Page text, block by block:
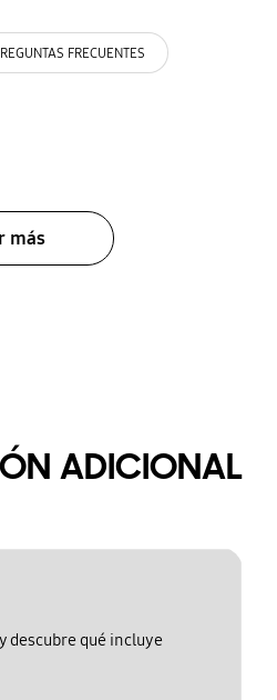
FRECUENTES
más
ADICIONAL
descubre qué incluye